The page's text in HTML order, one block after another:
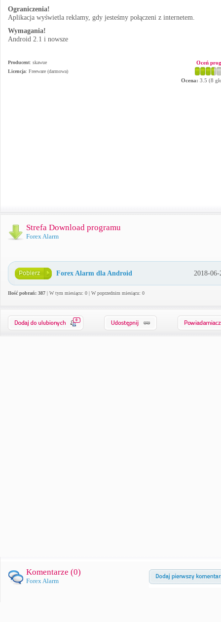
Ograniczenia!
Aplikacja wyświetla reklamy, gdy jesteśmy połączeni z internetem.
Wymagania!
Android 2.1 i nowsze
Producent: skawue
Licencja: Freeware (darmowa)
Oceń
Ocena: 3.5 (8
Strefa Download programu
Forex Alarm
Forex Alarm dla Android 2018-06-
Ilość pobrań: 387 | W tym miesiącu: 0 | W poprzednim miesiącu: 0
0
Komentarze (0)
Forex Alarm